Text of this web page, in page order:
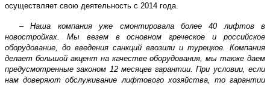
осуществляет свою деятельность с 2014 года.
–Наша компания уже смонтировала более 40 лифтов в
новостройках. Мы везем в основном греческое и российское
оборудование, до введения санкций ввозили и турецкое. Компания
делает большой акцент на качестве оборудования, мы также даем
предусмотренные законом 12 месяцев гарантии. При условии, если
нам доверяют обслуживание лифтового хозяйства, то гарантии